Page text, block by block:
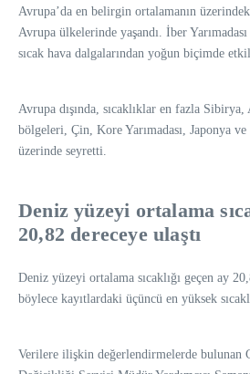
Avrupa’da en belirgin ortalamanın
Avrupa ülkelerinde yaşandı. İber
sıcak hava dalgalarından yoğun biçimde
Avrupa dışında, sıcaklıklar en fazla Sibirya,
bölgeleri, Çin, Kore Yarımadası, Japonya
üzerinde seyretti.
Deniz yüzeyi ortalama
20,82 dereceye ulaştı
Deniz yüzeyi ortalama sıcaklığı geçen ay
böylece kayıtlardaki üçüncü en yüksek
Verilere ilişkin değerlendirmelerde bulunan